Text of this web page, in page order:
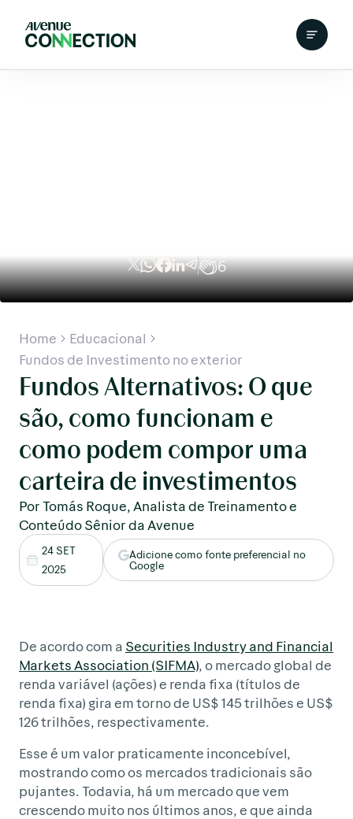
6
Home
Educacional
Fundos de Investimento no exterior
Fundos Alternativos: O que
são, como funcionam e
como podem compor uma
carteira de investimentos
Por Tomás Roque, Analista de Treinamento e
Conteúdo Sênior da Avenue
24 SET
2025
Adicione como fonte preferencial no
Google
De acordo com a Securities Industry and Financial
Markets Association (SIFMA), o mercado global de
renda variável (ações) e renda fixa (títulos de
renda fixa) gira em torno de US$ 145 trilhões e US$
126 trilhões, respectivamente.
Esse é um valor praticamente inconcebível,
mostrando como os mercados tradicionais são
pujantes. Todavia, há um mercado que vem
crescendo muito nos últimos anos, e que ainda